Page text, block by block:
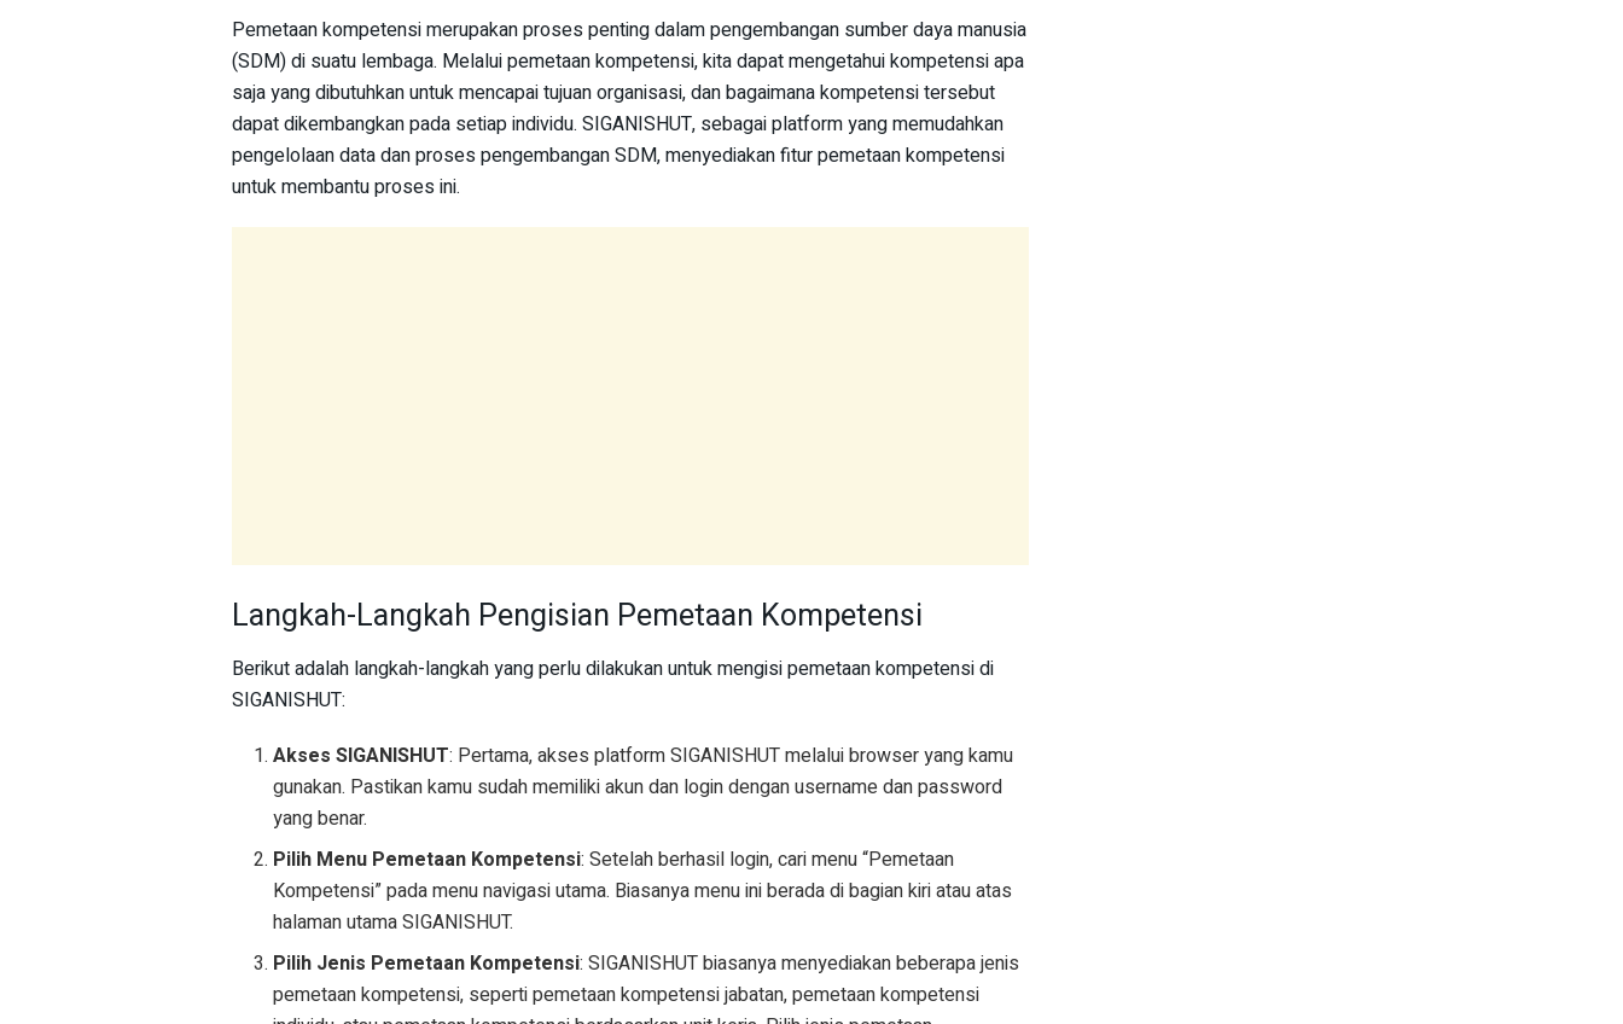
Pemetaan kompetensi merupakan proses penting dalam pengembangan sumber daya manusia
(SDM) di suatu lembaga. Melalui pemetaan kompetensi, kita dapat mengetahui kompetensi apa
saja yang dibutuhkan untuk mencapai tujuan organisasi, dan bagaimana kompetensi tersebut
dapat dikembangkan pada setiap individu. SIGANISHUT, sebagai platform yang memudahkan
pengelolaan data dan proses pengembangan SDM, menyediakan fitur pemetaan kompetensi
untuk membantu proses ini.
Langkah-Langkah Pengisian Pemetaan Kompetensi
Berikut adalah langkah-langkah yang perlu dilakukan untuk mengisi pemetaan kompetensi di
SIGANISHUT:
Akses SIGANISHUT: Pertama, akses platform SIGANISHUT melalui browser yang kamu
gunakan. Pastikan kamu sudah memiliki akun dan login dengan username dan password
yang benar.
Pilih Menu Pemetaan Kompetensi: Setelah berhasil login, cari menu “Pemetaan
Kompetensi” pada menu navigasi utama. Biasanya menu ini berada di bagian kiri atau atas
halaman utama SIGANISHUT.
Pilih Jenis Pemetaan Kompetensi: SIGANISHUT biasanya menyediakan beberapa jenis
pemetaan kompetensi, seperti pemetaan kompetensi jabatan, pemetaan kompetensi